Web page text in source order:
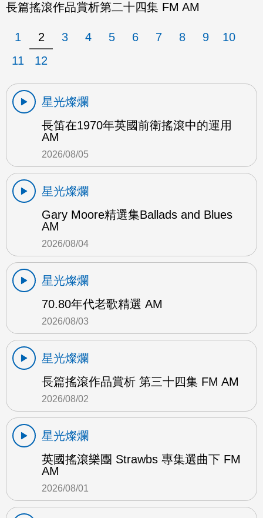
長篇搖滾作品賞析第二十四集 FM AM
1 2 3 4 5 6 7 8 9
10
11
12
星光燦爛
長笛在1970年英國前衛搖滾中的運用
AM
2026/08/05
星光燦爛
Gary Moore精選集Ballads and Blues
AM
2026/08/04
星光燦爛
70.80年代老歌精選 AM
2026/08/03
星光燦爛
長篇搖滾作品賞析 第三十四集 FM AM
2026/08/02
星光燦爛
英國搖滾樂團 Strawbs 專集選曲下 FM
AM
2026/08/01